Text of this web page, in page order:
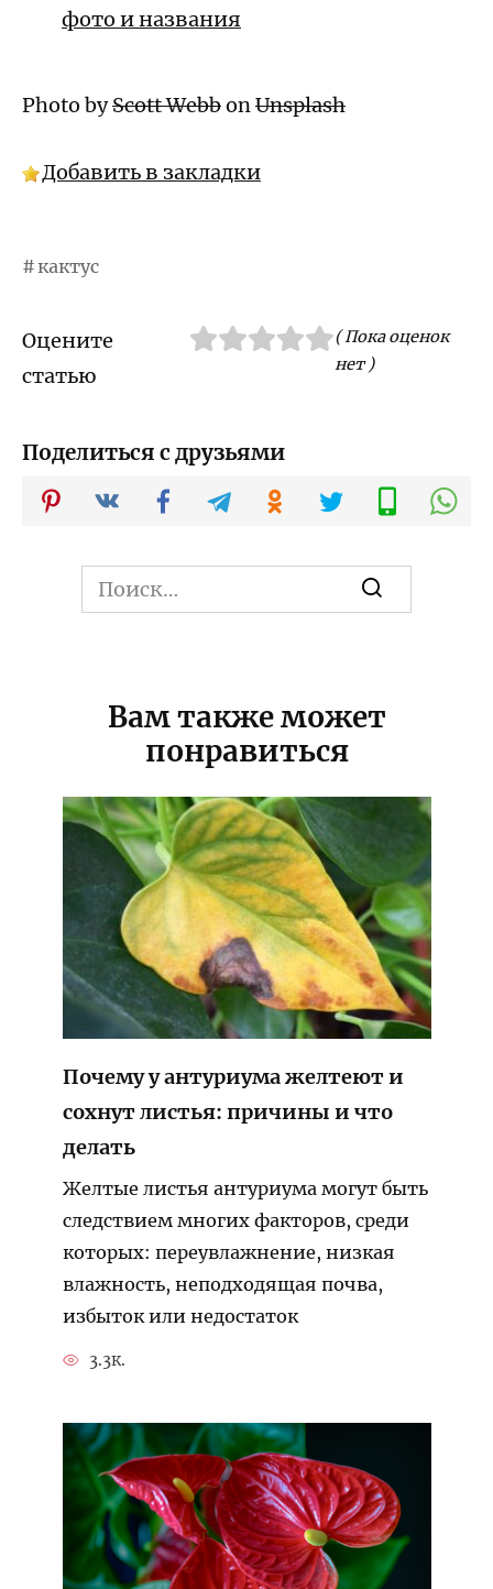
фото и названия
Photo byScott WebbonUnsplash
Добавить в закладки
кактус
Оцените
статью
( Пока оценок
нет )
Поделиться с друзьями
Search
for:
Вам также может
понравиться
Почему у антуриума желтеют и
сохнут листья: причины и что
делать
Желтые листья антуриума могут быть
следствием многих факторов, среди
которых: переувлажнение, низкая
влажность, неподходящая почва,
избыток или недостаток
3.3к.